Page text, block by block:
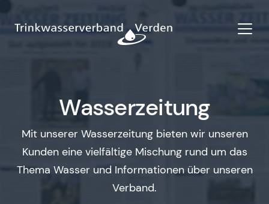
Wasserzeitung
Mit unserer Wasserzeitung bieten wir unseren
Kunden eine vielfältige Mischung rund um das
Thema Wasser und Informationen über unseren
Verband.